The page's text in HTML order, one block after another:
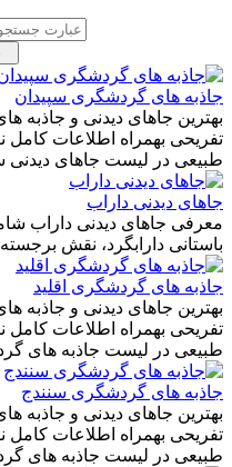
جاذبه های گردشگری سپیدان
بهترین جاهای دیدنی و جاذبه
تفریحی بهمراه اطلاعات
طبیعی در لیست جاهای دیدنی
جاهای دیدنی داراب
معرفی جاهای دیدنی داراب
باستانی دارابگرد، نقش
جاذبه های گردشگری اقلید
بهترین جاهای دیدنی و جاذبه
تفریحی بهمراه اطلاعات
طبیعی در لیست جاذبه های
جاذبه های گردشگری سنندج
بهترین جاهای دیدنی و جاذبه
تفریحی بهمراه اطلاعات
طبیعی در لیست جاذبه های